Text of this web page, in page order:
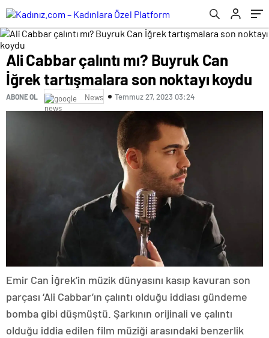
Ali Cabbar çalıntı mı? Buyruk Can
İğrek tartışmalara son noktayı koydu
ABONE OL News Temmuz 27, 2023 03:24
Emir Can İğrek’in müzik dünyasını kasıp kavuran son
parçası ‘Ali Cabbar’ın çalıntı olduğu iddiası gündeme
bomba gibi düşmüştü. Şarkının orijinali ve çalıntı
olduğu iddia edilen film müziği arasındaki benzerlik